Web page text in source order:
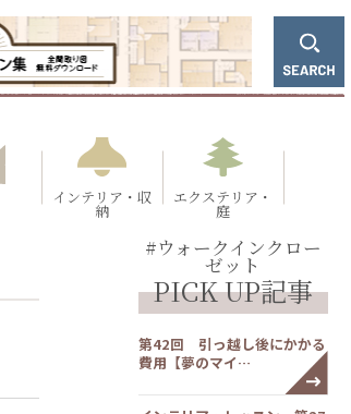
インテリア・収
納
エクステリア・
庭
#ウォークインクロー
ゼット
PICK UP記事
第42回 引っ越し後にかかる
費用【夢のマイ…